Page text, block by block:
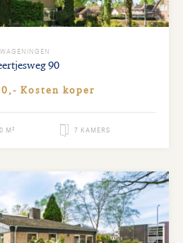
WAGENINGEN
90
Kosten koper
M² 7 KAMERS